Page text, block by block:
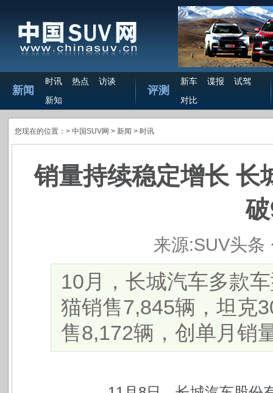
新闻
时讯 热点
访谈
新知
评测
新车 谍报
试驾
对比
您现在的位置：> 中国SUV网 > 新闻 > 时讯
销量持续稳定增长 长
来源:SUV头条
10月，长城汽车多款
猫销售7,845辆，坦克
售8,172辆，创单月销